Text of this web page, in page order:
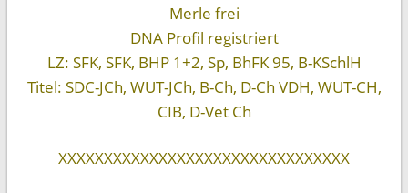
Merle frei
DNA Profil registriert
LZ: SFK, SFK, BHP 1+2, Sp, BhFK 95, B-KSchlH
Titel: SDC-JCh, WUT-JCh, B-Ch, D-Ch VDH, WUT-CH,
CIB, D-Vet Ch
XXXXXXXXXXXXXXXXXXXXXXXXXXXXXXXX